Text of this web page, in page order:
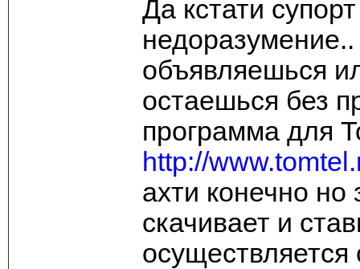
Да кстати
объявляешься
остаешься без
программа для
http://
ахти конечно но
скачивает и
осуществляется